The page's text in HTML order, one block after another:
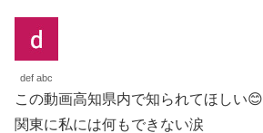
def abc
この動画高知県内で知られてほしい😊
関東に私には何もできない涙